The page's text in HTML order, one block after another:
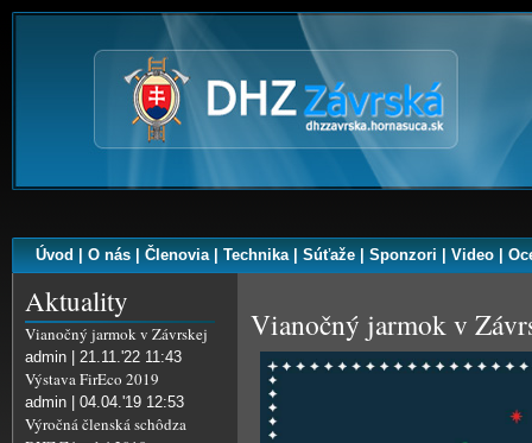
Úvod|O nás|Členovia|Technika|Súťaže|Sponzori|Video|
Aktuality
Vianočný jarmok v Závrskej
admin | 21.11.'22 11:43
Výstava FirEco 2019
admin | 04.04.'19 12:53
Výročná členská schôdza
Vianočný jarmok v